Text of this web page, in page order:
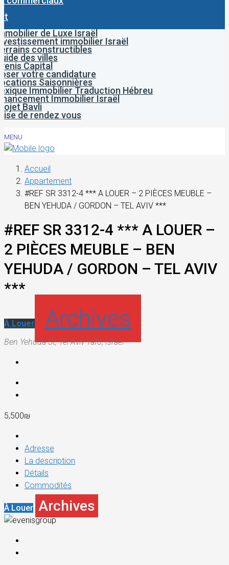
de Luxe Israël
immobilier Israël
constructibles
des villes
Capital
votre candidature
Saisonnières
Immobilier Traduction Hébreu
Immobilier Israël
Bavli
de rendez vous
MENU
Accueil
Appartement
#REF SR 3312-4 *** A LOUER – 2 PIÈCES MEUBLE –
BEN YEHUDA / GORDON – TEL AVIV ***
#REF SR 3312-4 *** A LOUER –
2 PIÈCES MEUBLE – BEN
YEHUDA / GORDON – TEL AVIV
***
À Louer Archives
Ben Yehuda St, Tel Aviv-Yafo, Israël
5,500₪
Adresse
La description
Détails
Commodités
À Louer Archives